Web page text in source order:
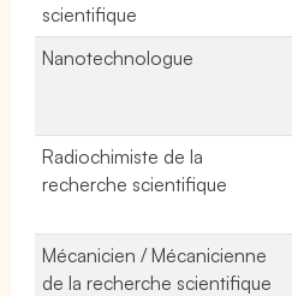
scientifique
Nanotechnologue
Radiochimiste de la
recherche scientifique
Mécanicien / Mécanicienne
de la recherche scientifique